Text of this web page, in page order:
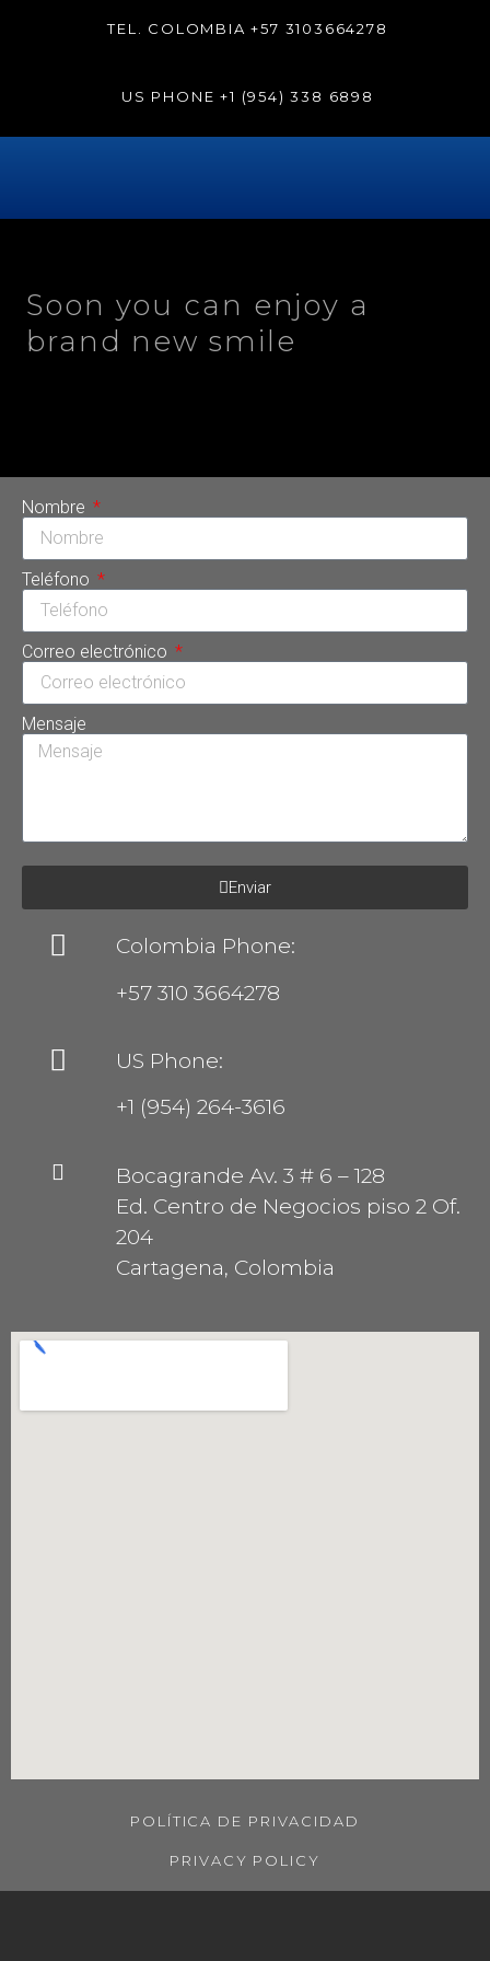
TEL. COLOMBIA+57 3103664278
US PHONE+1 (954) 338 6898
Soon you can enjoy a
brand new smile
Nombre
Teléfono
Correo electrónico
Mensaje
Enviar
Colombia Phone:
+57 310 3664278
US Phone:
+1 (954) 264-3616
Bocagrande Av. 3 # 6 – 128
Ed. Centro de Negocios piso 2 Of.
204
Cartagena, Colombia
POLÍTICA DE PRIVACIDAD
PRIVACY POLICY